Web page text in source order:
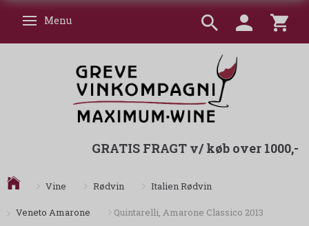
Skifte navigation
Menu
GRATIS FRAGT v/ køb over 1000,-
Vine Rødvin Italien Rødvin
Veneto Amarone Quintarelli, Amarone Classico 2013